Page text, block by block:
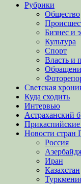
Рубрики
Общество
Бизнес и
Культура
Спорт
Власть и
Светская
Куда сходить
Интервью
Астраханский
Новости стран
Россия
Иран
Казахстан